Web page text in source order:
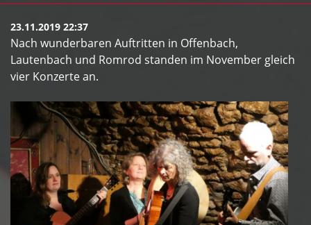
23.11.2019 22:37
Nach wunderbaren Auftritten in Offenbach,
Lautenbach und Romrod standen im November gleich
vier Konzerte an.